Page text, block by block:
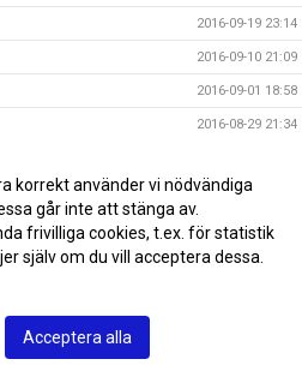
2016-09-19 23:14
2016-09-10 21:09
2016-09-01 18:58
2016-08-29 21:34
valberedning 2016-08-19 12:19
2016-08-17 13:25
2016-08-15 16:36
korrekt använder vi nödvändiga
går inte att stänga av.
frivilliga cookies, t.ex. för statistik
själv om du vill acceptera dessa.
Acceptera alla